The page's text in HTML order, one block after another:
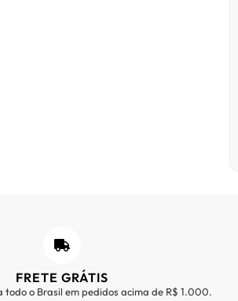
FRETE GRÁTIS
o Brasil em pedidos acima de R$ 1.000.